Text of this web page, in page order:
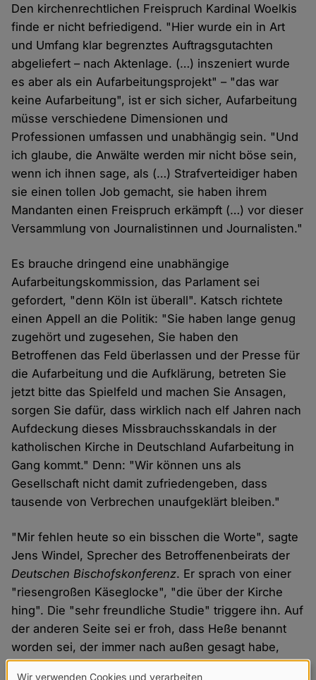
Den kirchenrechtlichen Freispruch Kardinal Woelkis
finde er nicht befriedigend. "Hier wurde ein in Art
und Umfang klar begrenztes Auftragsgutachten
abgeliefert – nach Aktenlage. (…) inszeniert wurde
es aber als ein Aufarbeitungsprojekt" – "das war
keine Aufarbeitung", ist er sich sicher, Aufarbeitung
müsse verschiedene Dimensionen und
Professionen umfassen und unabhängig sein. "Und
ich glaube, die Anwälte werden mir nicht böse sein,
wenn ich ihnen sage, als (…) Strafverteidiger haben
sie einen tollen Job gemacht, sie haben ihrem
Mandanten einen Freispruch erkämpft (…) vor dieser
Versammlung von Journalistinnen und Journalisten."
Es brauche dringend eine unabhängige
Aufarbeitungskommission, das Parlament sei
gefordert, "denn Köln ist überall". Katsch richtete
einen Appell an die Politik: "Sie haben lange genug
zugehört und zugesehen, Sie haben den
Betroffenen das Feld überlassen und der Presse für
die Aufarbeitung und die Aufklärung, betreten Sie
jetzt bitte das Spielfeld und machen Sie Ansagen,
sorgen Sie dafür, dass wirklich nach elf Jahren nach
Aufdeckung dieses Missbrauchsskandals in der
katholischen Kirche in Deutschland Aufarbeitung in
Gang kommt." Denn: "Wir können uns als
Gesellschaft nicht damit zufriedengeben, dass
tausende von Verbrechen unaufgeklärt bleiben."
"Mir fehlen heute so ein bisschen die Worte", sagte
Jens Windel, Sprecher des Betroffenenbeirats der
Deutschen Bischofskonferenz. Er sprach von einer
"riesengroßen Käseglocke", "die über der Kirche
hing". Die "sehr freundliche Studie" triggere ihn. Auf
der anderen Seite sei er froh, dass Heße benannt
worden sei, der immer nach außen gesagt habe,
nach bestem Wissen und Gewissen gehandelt zu
Wir verwenden Cookies und verarbeiten